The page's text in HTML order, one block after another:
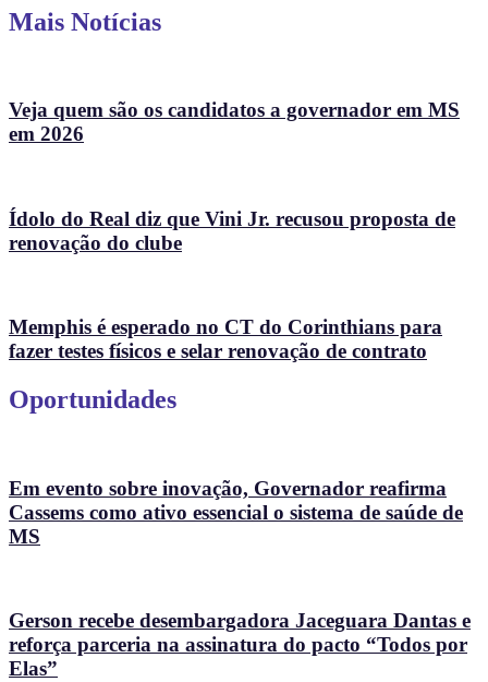
Mais Notícias
Veja quem são os candidatos a governador em MS
em 2026
Ídolo do Real diz que Vini Jr. recusou proposta de
renovação do clube
Memphis é esperado no CT do Corinthians para
fazer testes físicos e selar renovação de contrato
Oportunidades
Em evento sobre inovação, Governador reafirma
Cassems como ativo essencial o sistema de saúde de
MS
Gerson recebe desembargadora Jaceguara Dantas e
reforça parceria na assinatura do pacto “Todos por
Elas”